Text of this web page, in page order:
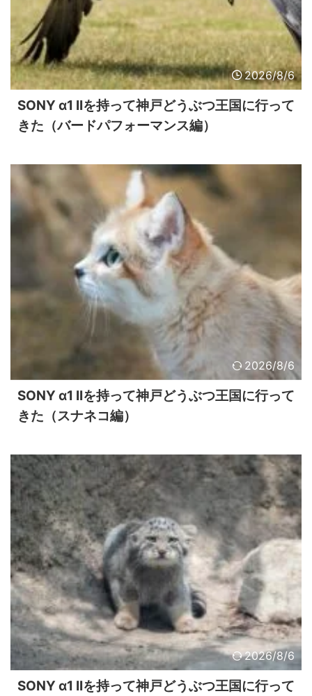
2026/8/6
SONY α1 IIを持って神戸どうぶつ王国に行って
きた（バードパフォーマンス編）
2026/8/6
SONY α1 IIを持って神戸どうぶつ王国に行って
きた（スナネコ編）
2026/8/6
SONY α1 IIを持って神戸どうぶつ王国に行って